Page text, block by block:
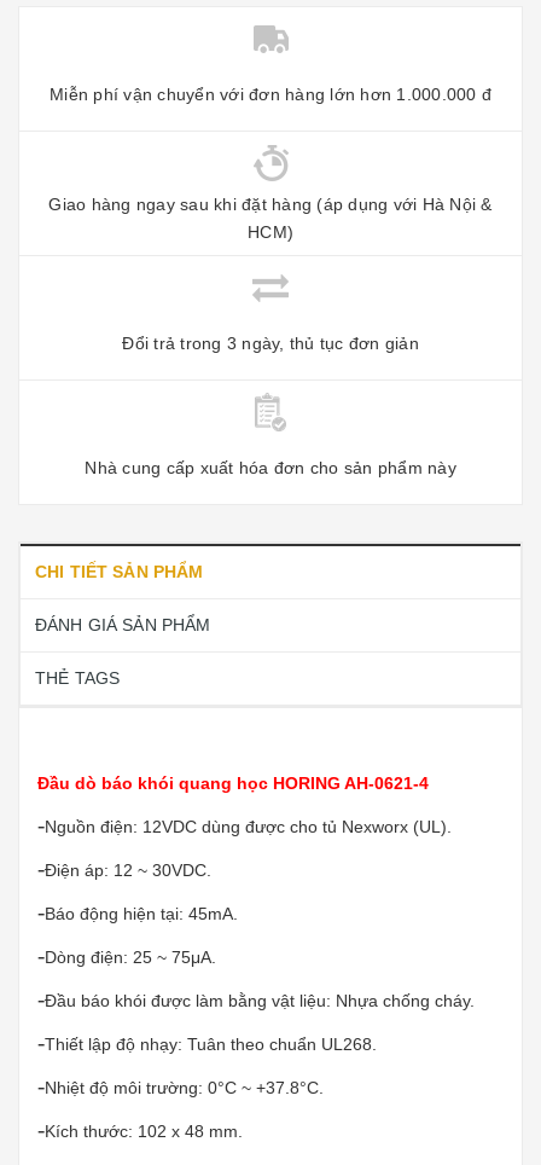
Miễn phí vận chuyển với đơn hàng lớn hơn 1.000.000 đ
Giao hàng ngay sau khi đặt hàng (áp dụng với Hà Nội &
HCM)
Đổi trả trong 3 ngày, thủ tục đơn giản
Nhà cung cấp xuất hóa đơn cho sản phẩm này
CHI TIẾT SẢN PHẨM
ĐÁNH GIÁ SẢN PHẨM
THẺ TAGS
Đầu dò báo khói quang học HORING AH-0621-4
-Nguồn điện: 12VDC dùng được cho tủ Nexworx (UL).
-Điện áp: 12 ~ 30VDC.
-Báo động hiện tại: 45mA.
-Dòng điện: 25 ~ 75μA.
-Đầu báo khói được làm bằng vật liệu: Nhựa chống cháy.
-Thiết lập độ nhạy: Tuân theo chuẩn UL268.
-Nhiệt độ môi trường: 0°C ~ +37.8°C.
-Kích thước: 102 x 48 mm.